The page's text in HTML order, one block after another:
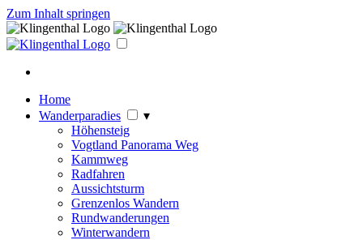
Zum Inhalt springen
Home
Wanderparadies
▾
Höhensteig
Vogtland Panorama Weg
Kammweg
Radfahren
Aussichtsturm
Grenzenlos Wandern
Rundwanderungen
Winterwandern